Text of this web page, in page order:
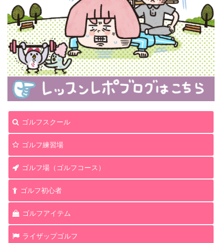
ゴルフスクール
ゴルフ練習場
ゴルフ場（ゴルフコース）
ゴルフ初心者
ゴルフアイテム
ライザップゴルフ